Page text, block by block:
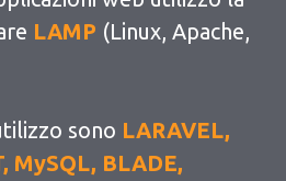
LAMP (Linux, Apache,
sono LARAVEL,
MySQL, BLADE,